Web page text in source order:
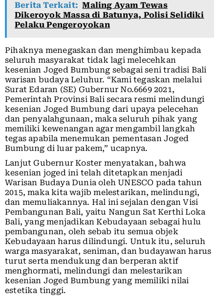
Berita Terkait: Maling Ayam Tewas
Dikeroyok Massa di Batunya, Polisi Selidiki
Pelaku Pengeroyokan
Pihaknya menegaskan dan menghimbau kepada
seluruh masyarakat tidak lagi melecehkan
kesenian Joged Bumbung sebagai seni tradisi Bali
warisan budaya Leluhur. “Kami tegaskan melalui
Surat Edaran (SE) Gubernur No.6669 2021,
Pemerintah Provinsi Bali secara resmi melindungi
kesenian Joged Bumbung dari upaya pelecehan
dan penyalahgunaan, maka seluruh pihak yang
memiliki kewenangan agar mengambil langkah
tegas apabila menemukan pementasan Joged
Bumbung di luar pakem,” ucapnya.
Lanjut Gubernur Koster menyatakan, bahwa
kesenian joged ini telah ditetapkan menjadi
Warisan Budaya Dunia oleh UNESCO pada tahun
2015, maka kita wajib melestarikan, melindungi,
dan memuliakannya. Hal ini sejalan dengan Visi
Pembangunan Bali, yaitu Nangun Sat Kerthi Loka
Bali, yang menjadikan Kebudayaan sebagai hulu
pembangunan, oleh sebab itu semua objek
Kebudayaan harus dilindungi. Untuk itu, seluruh
warga masyarakat, seniman, dan budayawan harus
turut serta mendukung dan berperan aktif
menghormati, melindungi dan melestarikan
kesenian Joged Bumbung yang memiliki nilai
estetika tinggi.